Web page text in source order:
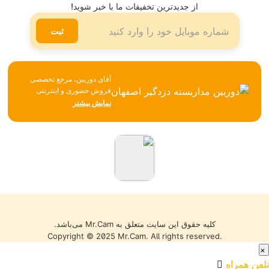
لینکدین
از جدیدترین تخفیفات ما با خبر شوید!
ثبت
آقای دوربین، مرجع تخصصی
فروش حضوری و اینترنتی
تجهیزات نظارتی، امنیتی و
تکیه بر تجربه، مشاوره
قیمت مناسب عرضه می‌شوند
نمایش بیشتر
کلیه حقوق این سایت متعلق به Mr.Cam می‌باشد.
Copyright © 2025 Mr.Cam. All rights reserved.
×
تلفن همراه